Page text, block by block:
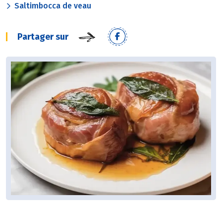
Saltimbocca de veau
Partager sur